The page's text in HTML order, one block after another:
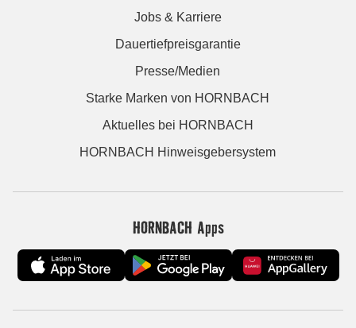
Jobs & Karriere
Dauertiefpreisgarantie
Presse/Medien
Starke Marken von HORNBACH
Aktuelles bei HORNBACH
HORNBACH Hinweisgebersystem
HORNBACH Apps